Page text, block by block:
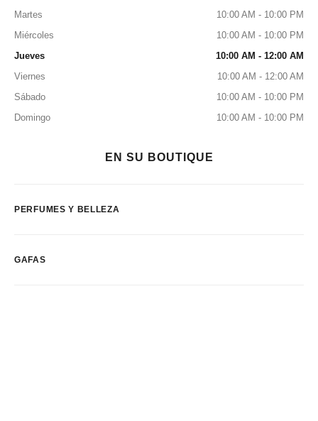
Martes
10:00 AM - 10:00 PM
Miércoles
10:00 AM - 10:00 PM
Jueves
10:00 AM - 12:00 AM
Viernes
10:00 AM - 12:00 AM
Sábado
10:00 AM - 10:00 PM
Domingo
10:00 AM - 10:00 PM
EN SU BOUTIQUE
PERFUMES Y BELLEZA
GAFAS